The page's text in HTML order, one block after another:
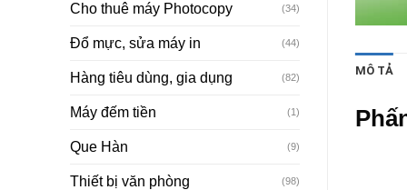
Cho thuê máy Photocopy (34)
Đổ mực, sửa máy in (44)
Hàng tiêu dùng, gia dụng (82)
Máy đếm tiền (1)
Que Hàn (9)
Thiết bị văn phòng (98)
MÔ TẢ